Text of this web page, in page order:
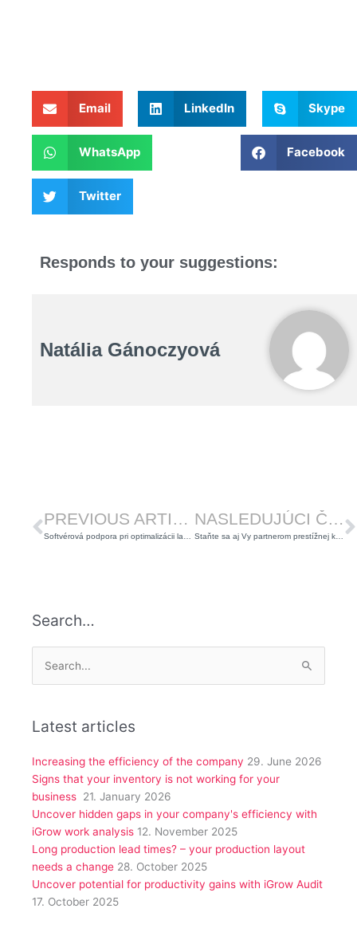
Email LinkedIn Skype
WhatsApp Facebook
Twitter
Responds to your suggestions:
Natália Gánoczyová
PREVIOUS ARTICLE NASLEDUJÚCI ČLÁNOK
Staňte sa aj Vy partnerom prestížnej konferencie – 25. ročníka Národného fóra produktivity 2024!
Search…
Search
for:
Latest articles
Increasing the efficiency of the company 29. June 2026
Signs that your inventory is not working for your
business 21. January 2026
Uncover hidden gaps in your company's efficiency with
iGrow work analysis 12. November 2025
Long production lead times? – your production layout
needs a change 28. October 2025
Uncover potential for productivity gains with iGrow Audit
17. October 2025